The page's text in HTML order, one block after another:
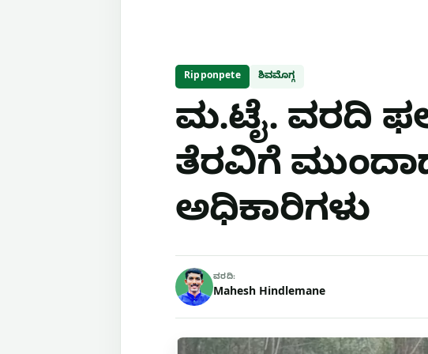
Ripponpete ಶಿವಮೊಗ್ಗ
ಮ.ಟೈ. ವರದಿ
ತೆರವಿಗೆ
ಅಧಿಕಾರಿಗಳು
ವರದಿ:
Mahesh Hindlemane